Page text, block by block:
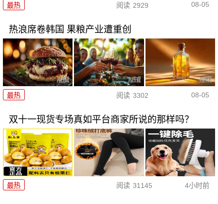
最热 阅读 2929 08-05
热浪席卷韩国 果粮产业遭重创
最热 阅读 3302 08-05
双十一现货专场真如平台商家所说的那样吗？
最热 阅读 31145 4小时前